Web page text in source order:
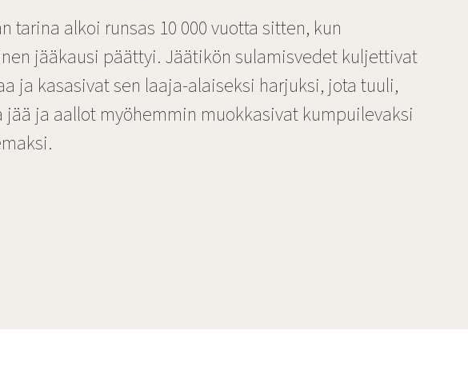
tarina alkoi runsas 10 000 vuotta sitten, kun
jääkausi päättyi. Jäätikön sulamisvedet kuljettivat
ja kasasivat sen laaja-alaiseksi harjuksi, jota tuuli,
jää ja aallot myöhemmin muokkasivat kumpuilevaksi